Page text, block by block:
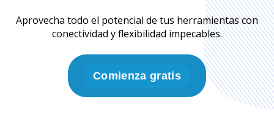
Aprovecha todo el potencial de tus herramientas con
conectividad y flexibilidad impecables.
Comienza gratis